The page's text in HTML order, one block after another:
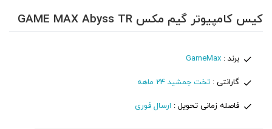
کیس کامپیوتر گیم مکس GAME MAX Abyss TR
برند :GameMax
گارانتی :تخت جمشید 24 ماهه
فاصله زمانی تحویل : ارسال فوری